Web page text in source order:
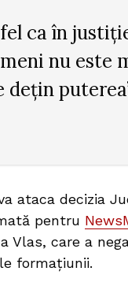
ca în
nu este
dețin
ataca decizia
pentru
Vlas, care a
formațiunii.